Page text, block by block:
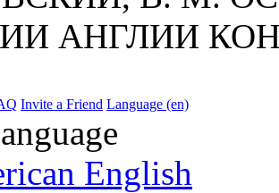
АНГЛИИ
Invite a Friend Language (en)
English